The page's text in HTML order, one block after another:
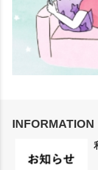
INFORMATION